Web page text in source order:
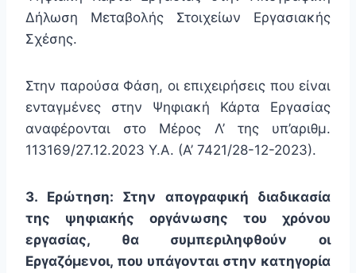
Δήλωση Μεταβολής Στοιχείων Εργασιακής
Σχέσης.
Στην παρούσα Φάση, οι επιχειρήσεις που είναι
ενταγμένες στην Ψηφιακή Κάρτα Εργασίας
αναφέρονται στο Μέρος Λ’ της υπ’αριθμ.
113169/27.12.2023 Υ.Α. (Α’ 7421/28-12-2023).
3. Ερώτηση: Στην απογραφική διαδικασία
της ψηφιακής οργάνωσης του χρόνου
εργασίας, θα συμπεριληφθούν οι
Εργαζόμενοι, που υπάγονται στην κατηγορία